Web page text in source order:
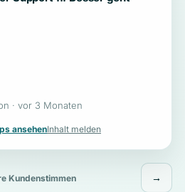
· vor 3 Monaten
ansehenInhalt melden
Kundenstimmen →